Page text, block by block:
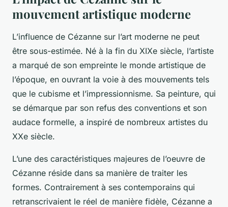
mouvement artistique moderne
L’influence de Cézanne sur l’art moderne ne peut
être sous-estimée. Né à la fin du XIXe siècle, l’artiste
a marqué de son empreinte le monde artistique de
l’époque, en ouvrant la voie à des mouvements tels
que le cubisme et l’impressionnisme. Sa peinture, qui
se démarque par son refus des conventions et son
audace formelle, a inspiré de nombreux artistes du
XXe siècle.
L’une des caractéristiques majeures de l’oeuvre de
Cézanne réside dans sa manière de traiter les
formes. Contrairement à ses contemporains qui
retranscrivaient le réel de manière fidèle, Cézanne a